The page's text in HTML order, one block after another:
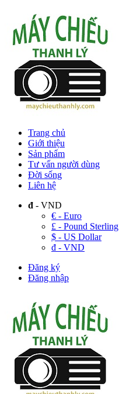
Trang chủ
Giới thiệu
Sản phẩm
Tư vấn người dùng
Đời sống
Liên hệ
đ - VND
€ - Euro
£ - Pound Sterling
$ - US Dollar
đ - VND
Đăng ký
Đăng nhập